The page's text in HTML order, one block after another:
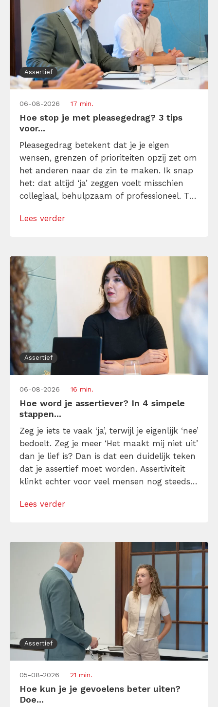
Assertief
06-08-2026 17 min.
Hoe stop je met pleasegedrag? 3 tips
voor...
Pleasegedrag betekent dat je je eigen
wensen, grenzen of prioriteiten opzij zet om
het anderen naar de zin te maken. Ik snap
het: dat altijd ‘ja’ zeggen voelt misschien
collegiaal, behulpzaam of professioneel. Tot
andermans prioriteiten en je eigen werk
[…]
Lees verder
Assertief
06-08-2026 16 min.
Hoe word je assertiever? In 4 simpele
stappen...
Zeg je iets te vaak ‘ja’, terwijl je eigenlijk ‘nee’
bedoelt. Zeg je meer ‘Het maakt mij niet uit’
dan je lief is? Dan is dat een duidelijk teken
dat je assertief moet worden. Assertiviteit
klinkt echter voor veel mensen nog steeds
maar dat is niet zo. Assertiviteit draait juist
Lees verder
Assertief
05-08-2026 21 min.
Hoe kun je je gevoelens beter uiten?
Doe...